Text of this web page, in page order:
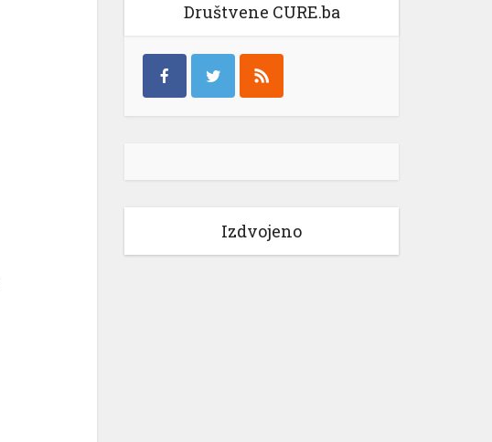
Društvene CURE.ba
Izdvojeno